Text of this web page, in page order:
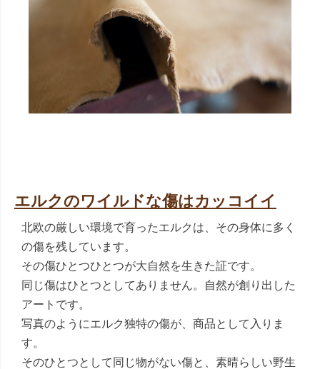
エルクのワイルドな傷はカッコイイ
北欧の厳しい環境で育ったエルクは、その身体に多く
の傷を残しています。
その傷ひとつひとつが大自然を生きた証です。
同じ傷はひとつとしてありません。自然が創り出した
アートです。
写真のようにエルク独特の傷が、商品として入りま
す。
そのひとつとして同じ物がない傷と、素晴らしい野生